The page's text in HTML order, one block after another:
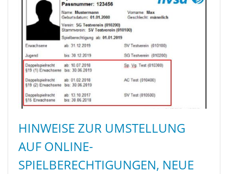
HINWEISE ZUR UMSTELLUNG
AUF ONLINE-
SPIELBERECHTIGUNGEN, NEUE